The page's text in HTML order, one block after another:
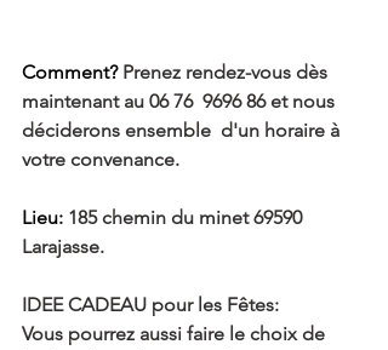
Comment? Prenez rendez-vous dès
maintenant au 06 76  9696 86 et nous
déciderons ensemble  d'un horaire à
votre convenance.
Lieu: 185 chemin du minet 69590
Larajasse.
IDEE CADEAU pour les Fêtes:
Vous pourrez aussi faire le choix de